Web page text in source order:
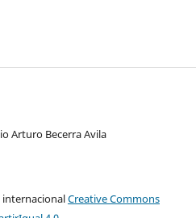
Arturo Becerra Avila
internacionalCreative Commons